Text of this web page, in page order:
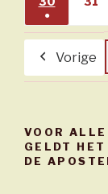
●
(1
Vorige
VOOR
GELDT
DE